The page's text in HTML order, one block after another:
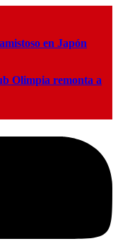
en Japón
Olimpia remonta a